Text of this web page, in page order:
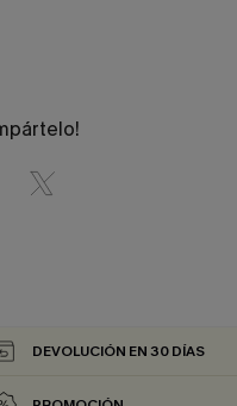
DEVOLUCIÓN EN 30 DÍAS